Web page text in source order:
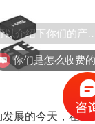
展的今天，霍
你们是怎么收费